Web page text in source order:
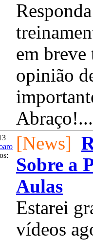
em breve
opinião
Abraço!...
[News]
Sobre a
Aulas
Estarei
vídeos